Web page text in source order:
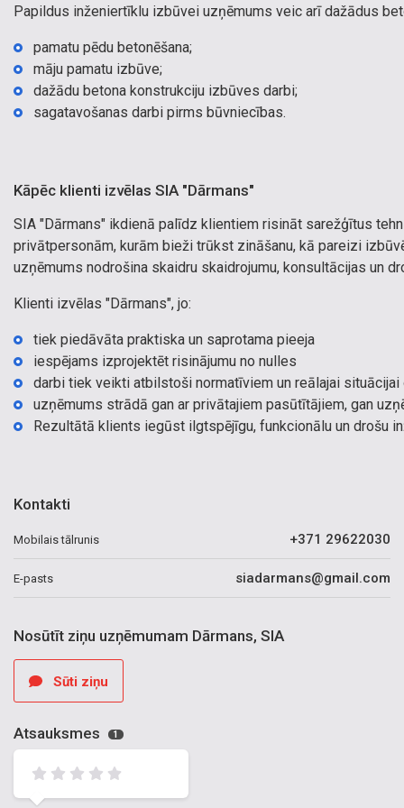
Papildus inženiertīklu izbūvei uzņēmums veic arī dažādus
pamatu pēdu betonēšana;
māju pamatu izbūve;
dažādu betona konstrukciju izbūves darbi;
sagatavošanas darbi pirms būvniecības.
Kāpēc klienti izvēlas SIA "Dārmans"
SIA "Dārmans" ikdienā palīdz klientiem risināt sarežģītus
privātpersonām, kurām bieži trūkst zināšanu, kā pareizi
uzņēmums nodrošina skaidru skaidrojumu, konsultācijas un
Klienti izvēlas "Dārmans", jo:
tiek piedāvāta praktiska un saprotama pieeja
iespējams izprojektēt risinājumu no nulles
darbi tiek veikti atbilstoši normatīviem un reālajai situācijai
uzņēmums strādā gan ar privātajiem pasūtītājiem, gan
Rezultātā klients iegūst ilgtspējīgu, funkcionālu un drošu
Kontakti
Mobilais tālrunis +371 29622030
E-pasts siadarmans@gmail.com
Nosūtīt ziņu uzņēmumam Dārmans, SIA
Sūti ziņu
Atsauksmes 1